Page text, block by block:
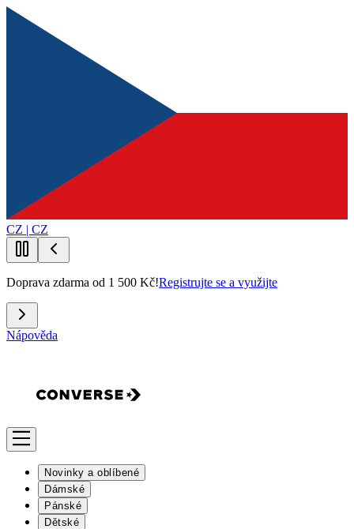
CZ | CZ
Doprava zdarma od 1 500 Kč!Registrujte se a využijte
Nápověda
Novinky a oblíbené
Dámské
Pánské
Dětské